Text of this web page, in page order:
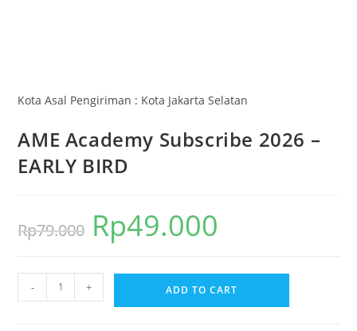
Kota Asal Pengiriman : Kota Jakarta Selatan
AME Academy Subscribe 2026 –
EARLY BIRD
Rp79.000 Rp49.000
- + ADD TO CART